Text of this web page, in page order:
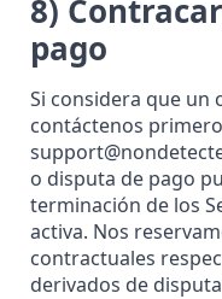
8)
pago
Si considera que un
contáctenos
o disputa de pago
terminación de los
activa. Nos
contractuales
derivados de